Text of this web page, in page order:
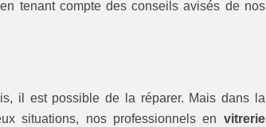
tenant compte des conseils avisés de nos
il est possible de la réparer. Mais dans la
situations, nos professionnels en vitrerie